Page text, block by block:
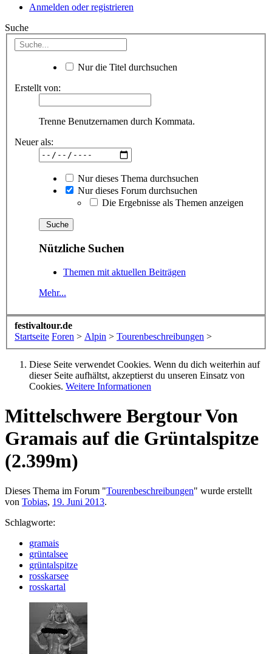
Anmelden oder registrieren
Suche
Nur die Titel durchsuchen
Erstellt von:
Trenne Benutzernamen durch Kommata.
Neuer als:
Nur dieses Thema durchsuchen
Nur dieses Forum durchsuchen
Die Ergebnisse als Themen anzeigen
Nützliche Suchen
Themen mit aktuellen Beiträgen
Mehr...
festivaltour.de
Startseite Foren > Alpin > Tourenbeschreibungen >
Diese Seite verwendet Cookies. Wenn du dich weiterhin auf
dieser Seite aufhältst, akzeptierst du unseren Einsatz von
Cookies. Weitere Informationen
Mittelschwere BergtourVon
Gramais auf die Grüntalspitze
(2.399m)
Dieses Thema im Forum "Tourenbeschreibungen" wurde erstellt
von Tobias, 19. Juni 2013.
Schlagworte:
gramais
grüntalsee
grüntalspitze
rosskarsee
rosskartal